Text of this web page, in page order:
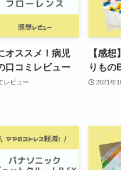
オススメ！病児
口コミレビュー
レビュー
【感
りもの
2021年